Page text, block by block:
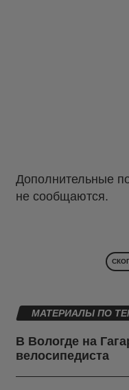
Дополнительные
не сообщаются.
МАТЕРИАЛЫ ПО
В Вологде на
велосипедиста